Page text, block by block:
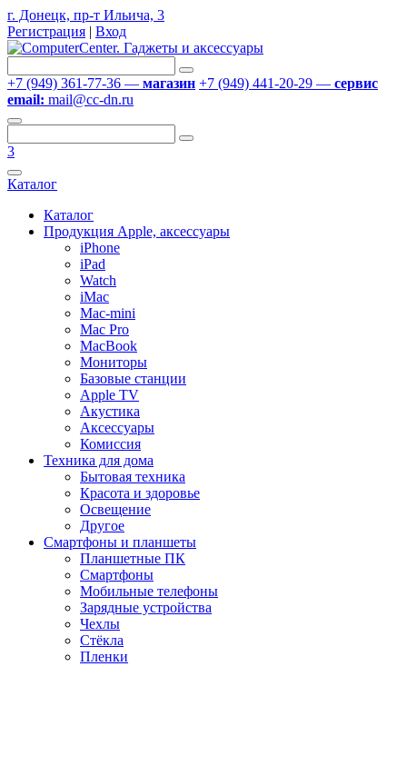
г. Донецк, пр-т Ильича, 3
Регистрация | Вход
+7 (949) 361-77-36 — магазин +7 (949) 441-20-29 — сервис
email: mail@cc-dn.ru
3
Каталог
Каталог
Продукция Apple, аксессуары
iPhone
iPad
Watch
iMac
Mac-mini
Mac Pro
MacBook
Мониторы
Базовые станции
Apple TV
Акустика
Аксессуары
Комиссия
Техника для дома
Бытовая техника
Красота и здоровье
Освещение
Другое
Смартфоны и планшеты
Планшетные ПК
Смартфоны
Мобильные телефоны
Зарядные устройства
Чехлы
Стёкла
Пленки